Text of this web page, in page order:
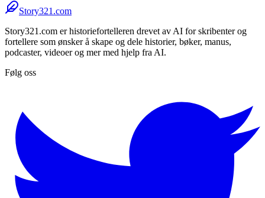
Story321.com
Story321.com er historiefortelleren drevet av AI for skribenter og
fortellere som ønsker å skape og dele historier, bøker, manus,
podcaster, videoer og mer med hjelp fra AI.
Følg oss